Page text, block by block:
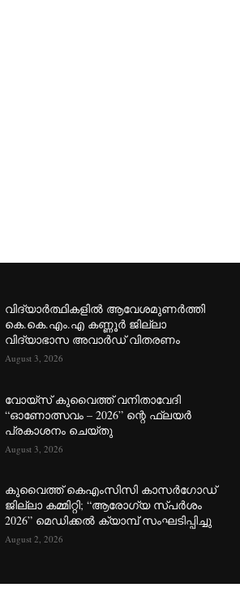
വിദ്യാർത്ഥികളിൽ ആവേശമുണർത്തി
കെ.കെ.എം.എ കണ്ണൂർ ജില്ലാ
വിദ്യാഭാസ അവാർഡ് വിതരണം
August 3, 2026
വോയ്സ് കുവൈത്ത് വനിതാവേദി
“ഓണോത്സവം – 2026” ന്റെ ഫ്ലയർ
പ്രകാശനം ചെയ്തു
August 3, 2026
കുവൈത്ത് കെഎംസിസി കാസർഗോഡ്
ജില്ലാ കമ്മിറ്റി; “ആരോഗ്യ സ്പർശം
2026” മെഡിക്കൽ ക്യാമ്പ് സംഘടിപ്പിച്ചു
August 2, 2026